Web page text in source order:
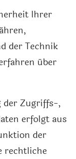
Ihrer
der Technik
über
der Zugriffs-,
erfolgt aus
der
rechtliche